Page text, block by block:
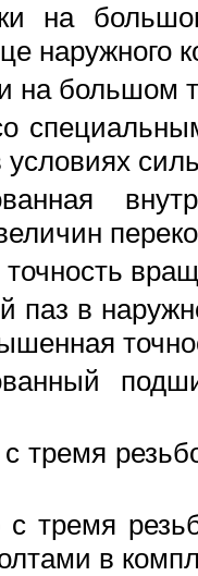
на
наружного
на большом
паз в
с тремя
с тремя
в